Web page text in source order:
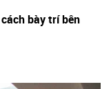
cách bày trí bên